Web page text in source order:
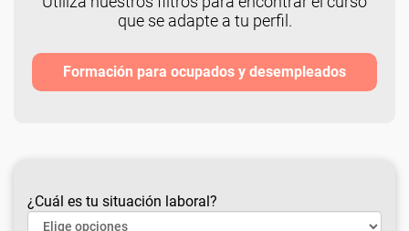
que se adapte a tu perfil.
Formación para ocupados y desempleados
¿Cuál es tu situación laboral?